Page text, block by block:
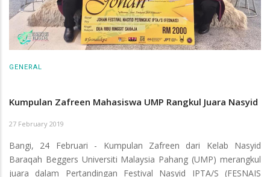
GENERAL
Kumpulan Zafreen Mahasiswa UMP Rangkul Juara Nasyid
27 February 2019
Bangi, 24 Februari - Kumpulan Zafreen dari Kelab Nasyid
Baraqah Beggers Universiti Malaysia Pahang (UMP) merangkul
juara dalam Pertandingan Festival Nasyid IPTA/S (FESNAIS